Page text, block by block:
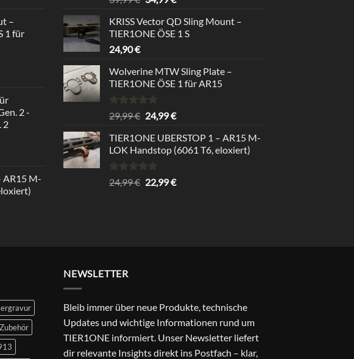
–
1 für
2 -
2
AR15 M-
out of 5
was:
39,99 €.
is:
34,99 €.
KRISS Vector QD Sling Mount –
TIER1ONE ÖSE 1 S
24,90€
Wolverine MTW Sling Plate –
TIER1ONE ÖSE 1 für AR15
Rated5.00
out of 5
29,99€ Original
was:
29,99 €.
24,99€Current
is:
24,99 €.
TIER1ONE UBERSTOP 1 – AR15 M-
LOK Handstop (6061 T6, eloxiert)
Rated4.67
out of 5
24,99€ Original
22,99€Current
NEWSLETTER
Bleib immer über neue Produkte, technische
Updates und wichtige Informationen rund um
TIER1ONE informiert. Unser Newsletter liefert
dir relevante Insights direkt ins Postfach – klar,